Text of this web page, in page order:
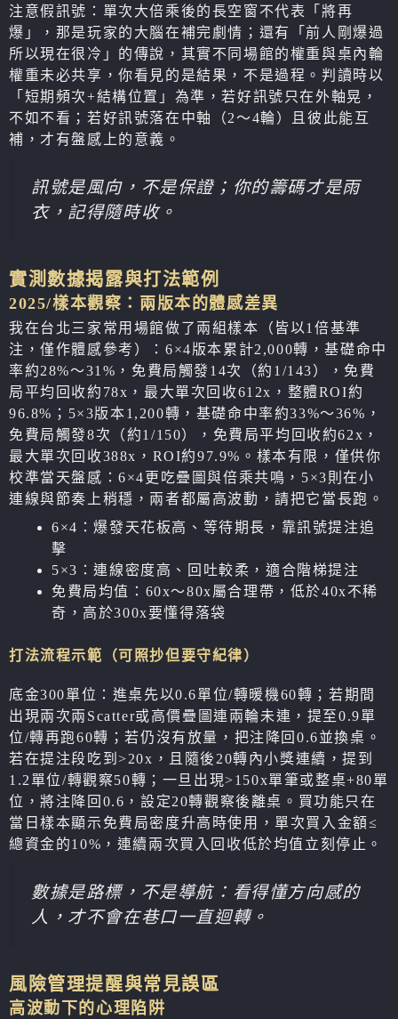
注意假訊號：單次大倍乘後的長空窗不代表「將再
爆」，那是玩家的大腦在補完劇情；還有「前人剛爆過
所以現在很冷」的傳說，其實不同場館的權重與桌內輪
權重未必共享，你看見的是結果，不是過程。判讀時以
「短期頻次+結構位置」為準，若好訊號只在外軸晃，
不如不看；若好訊號落在中軸（2～4輪）且彼此能互
補，才有盤感上的意義。
訊號是風向，不是保證；你的籌碼才是雨
衣，記得隨時收。
實測數據揭露與打法範例
2025/樣本觀察：兩版本的體感差異
我在台北三家常用場館做了兩組樣本（皆以1倍基準
注，僅作體感參考）：6×4版本累計2,000轉，基礎命中
率約28%～31%，免費局觸發14次（約1/143），免費
局平均回收約78x，最大單次回收612x，整體ROI約
96.8%；5×3版本1,200轉，基礎命中率約33%～36%，
免費局觸發8次（約1/150），免費局平均回收約62x，
最大單次回收388x，ROI約97.9%。樣本有限，僅供你
校準當天盤感：6×4更吃疊圖與倍乘共鳴，5×3則在小
連線與節奏上稍穩，兩者都屬高波動，請把它當長跑。
6×4：爆發天花板高、等待期長，靠訊號提注追
擊
5×3：連線密度高、回吐較柔，適合階梯提注
免費局均值：60x～80x屬合理帶，低於40x不稀
奇，高於300x要懂得落袋
打法流程示範（可照抄但要守紀律）
底金300單位：進桌先以0.6單位/轉暖機60轉；若期間
出現兩次兩Scatter或高價疊圖連兩輪未連，提至0.9單
位/轉再跑60轉；若仍沒有放量，把注降回0.6並換桌。
若在提注段吃到>20x，且隨後20轉內小獎連續，提到
1.2單位/轉觀察50轉；一旦出現>150x單筆或整桌+80單
位，將注降回0.6，設定20轉觀察後離桌。買功能只在
當日樣本顯示免費局密度升高時使用，單次買入金額≤
總資金的10%，連續兩次買入回收低於均值立刻停止。
數據是路標，不是導航：看得懂方向感的
人，才不會在巷口一直迴轉。
風險管理提醒與常見誤區
高波動下的心理陷阱